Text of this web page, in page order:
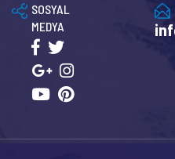
SOSYAL
MEDYA